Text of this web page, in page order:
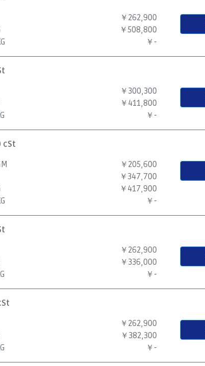
￥262,900
￥508,800
￥-
￥300,300
￥411,800
￥-
cSt
￥205,600
￥347,700
￥417,900
￥-
￥262,900
￥336,000
￥-
￥262,900
￥382,300
￥-